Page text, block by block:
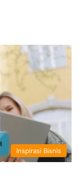
Inspirasi Bisnis